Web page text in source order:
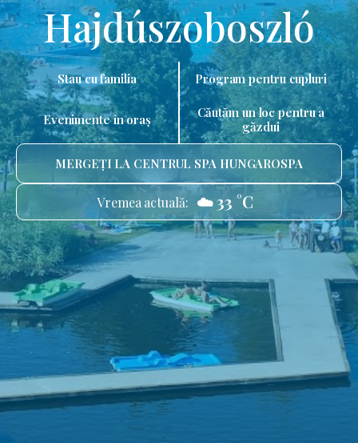
Hajdúszoboszló
Stau cu familia Program pentru cupluri
Evenimente în oraș
Căutăm un loc pentru a
găzdui
MERGEȚI LA CENTRUL SPA HUNGAROSPA
Vremea actuală: ☁️ 33 °C